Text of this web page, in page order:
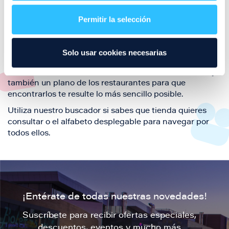
Permitir la selección
Solo usar cookies necesarias
también de nuestra oferta de ocio y shopping durante
tu visita.
El este directorio de restaurantes de Puerto Venecia
también un plano de los restaurantes para que
encontrarlos te resulte lo más sencillo posible.
Utiliza nuestro buscador si sabes que tienda quieres
consultar o el alfabeto desplegable para navegar por
todos ellos.
¡Entérate de todas nuestras novedades!
Suscríbete para recibir ofertas especiales,